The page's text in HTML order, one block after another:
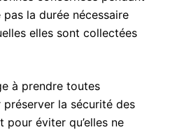
pas la durée nécessaire
elles sont collectées
à prendre toutes
la sécurité des
pour éviter qu’elles ne